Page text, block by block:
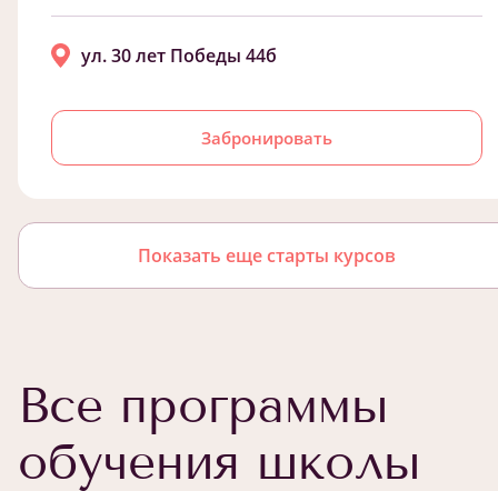
Забронировать
ул. 30 лет Победы 44б
Показать еще старты курсов
Все программы
обучения школы